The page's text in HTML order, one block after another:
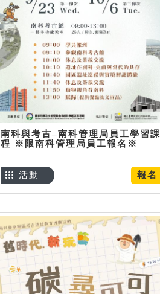
南科與考古–南科管理局員工學習課
程 ※限南科管理局員工報名※
報名
活動